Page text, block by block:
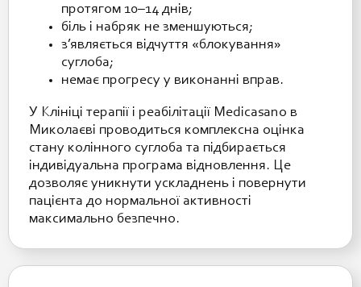
протягом 10–14 днів;
біль і набряк не зменшуються;
з’являється відчуття «блокування»
суглоба;
немає прогресу у виконанні вправ.
У Клініці терапії і реабілітації Medicasano в
Миколаєві проводиться комплексна оцінка
стану колінного суглоба та підбирається
індивідуальна програма відновлення. Це
дозволяє уникнути ускладнень і повернути
пацієнта до нормальної активності
максимально безпечно.